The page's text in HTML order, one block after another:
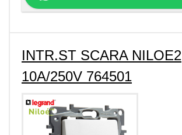
INTR.ST SCARA NILOE2
10A/250V 764501